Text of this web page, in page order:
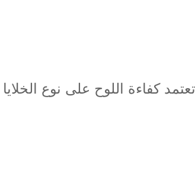
كفاءة اللوح على نوع الخلايا